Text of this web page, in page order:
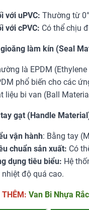
với uPVC: Thường từ
với cPVC: Có thể chịu
làm kín (Seal
là EPDM
phổ biến cho các
liệu bi van (Ball
gạt (Handle
vận hành: Bằng tay
chuẩn sản xuất: Có
dụng tiêu biểu: Hệ
nhiệt độ quá cao.
THÊM: Van Bi Nhựa